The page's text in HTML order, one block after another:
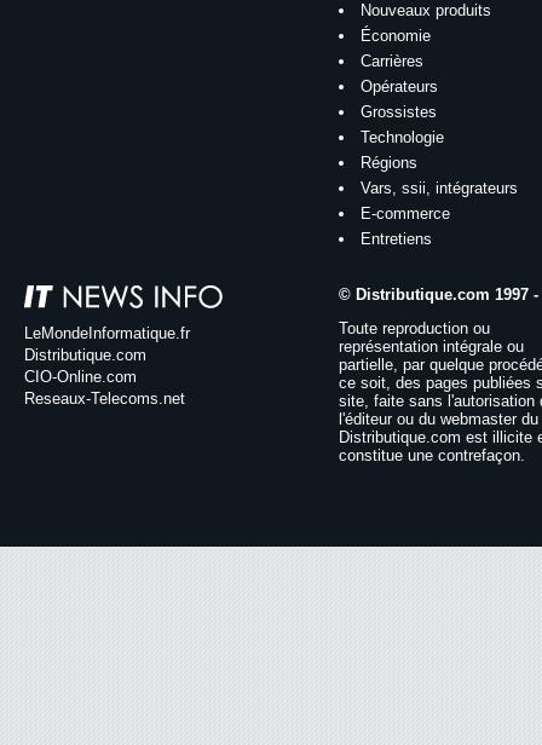
Nouveaux produits
Économie
Carrières
Opérateurs
Grossistes
Technologie
Régions
Vars, ssii, intégrateurs
E-commerce
Entretiens
LeMondeInformatique.fr
Distributique.com
CIO-Online.com
Reseaux-Telecoms.net
© Distributique.com 1997 -
Toute reproduction ou
représentation intégrale ou
partielle, par quelque
ce soit, des pages publiées
site, faite sans l'autorisation
l'éditeur ou du webmaster
Distributique.com est illicite
constitue une contrefaçon.